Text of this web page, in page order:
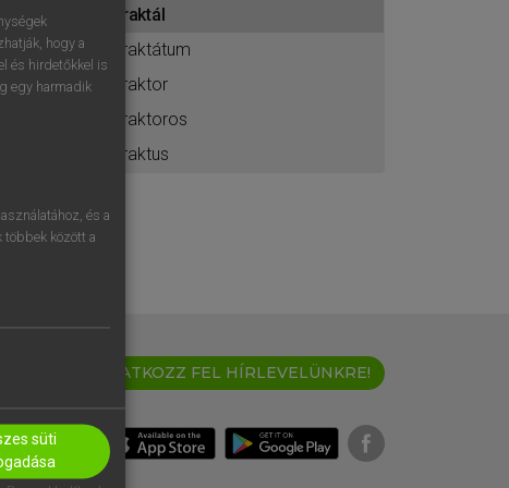
.
traktál
traktátum
traktor
traktoros
traktus
IRATKOZZ FEL HÍRLEVELÜNKRE!
hogy a
és hirdetőkkel is
egy harmadik
és a
többek között a
süti